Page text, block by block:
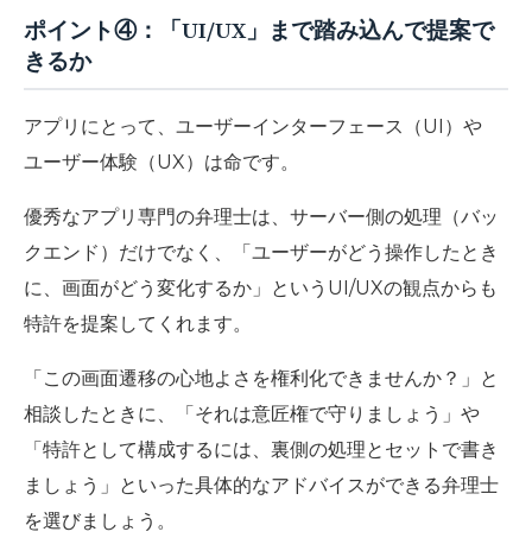
ポイント④：「UI/UX」まで踏み込んで提案で
きるか
アプリにとって、ユーザーインターフェース（UI）や
ユーザー体験（UX）は命です。
優秀なアプリ専門の弁理士は、サーバー側の処理（バッ
クエンド）だけでなく、「ユーザーがどう操作したとき
に、画面がどう変化するか」というUI/UXの観点からも
特許を提案してくれます。
「この画面遷移の心地よさを権利化できませんか？」と
相談したときに、「それは意匠権で守りましょう」や
「特許として構成するには、裏側の処理とセットで書き
ましょう」といった具体的なアドバイスができる弁理士
を選びましょう。